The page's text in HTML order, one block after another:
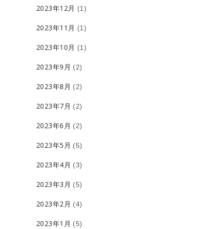
2023年12月 (1)
2023年11月 (1)
2023年10月 (1)
2023年9月 (2)
2023年8月 (2)
2023年7月 (2)
2023年6月 (2)
2023年5月 (5)
2023年4月 (3)
2023年3月 (5)
2023年2月 (4)
2023年1月 (5)